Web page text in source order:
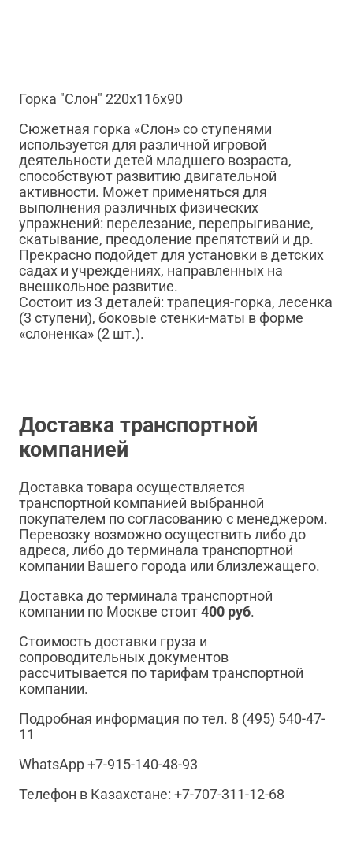
Горка "Слон" 220х116х90
Сюжетная горка «Слон» со ступенями
используется для различной игровой
деятельности детей младшего возраста,
способствуют развитию двигательной
активности. Может применяться для
выполнения различных физических
упражнений: перелезание, перепрыгивание,
скатывание, преодоление препятствий и др.
Прекрасно подойдет для установки в детских
садах и учреждениях, направленных на
внешкольное развитие.
Состоит из 3 деталей: трапеция-горка, лесенка
(3 ступени), боковые стенки-маты в форме
«слоненка» (2 шт.).
Доставка транспортной
компанией
Доставка товара осуществляется
транспортной компанией выбранной
покупателем по согласованию с менеджером.
Перевозку возможно осуществить либо до
адреса, либо до терминала транспортной
компании Вашего города или близлежащего.
Доставка до терминала транспортной
компании по Москве стоит400 руб.
Стоимость доставки груза и
сопроводительных документов
рассчитывается по тарифам транспортной
компании.
Подробная информация по тел. 8 (495) 540-47-
11
WhatsApp +7-915-140-48-93
Телефон в Казахстане: +7-707-311-12-68